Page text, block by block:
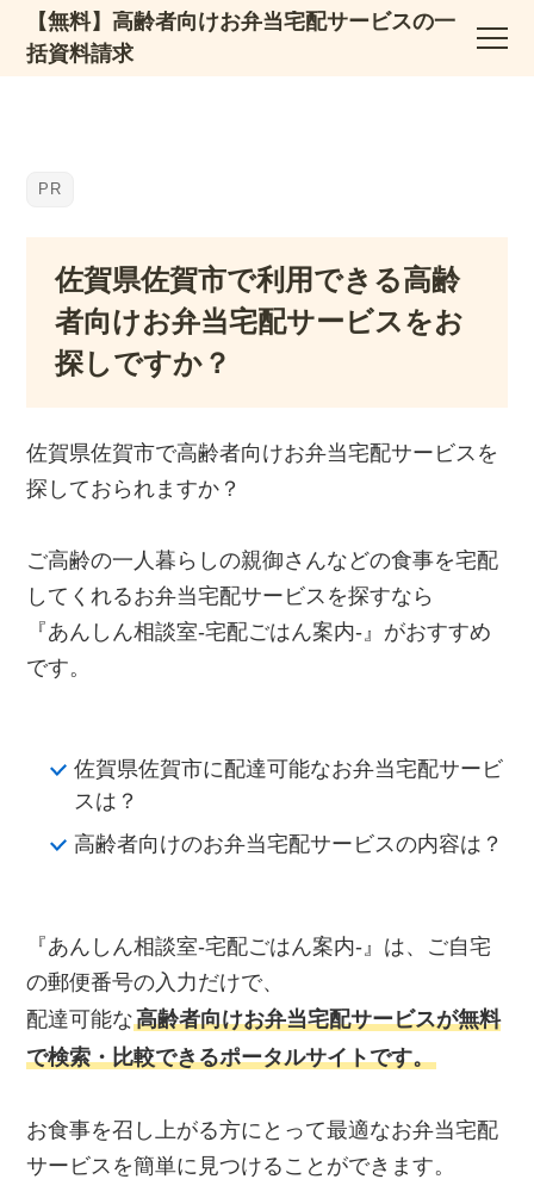
【無料】高齢者向けお弁当宅配サービスの一
括資料請求
佐賀県佐賀市で利用できる高齢
者向けお弁当宅配サービスをお
探しですか？
佐賀県佐賀市で高齢者向けお弁当宅配サービスを
探しておられますか？
ご高齢の一人暮らしの親御さんなどの食事を宅配
してくれるお弁当宅配サービスを探すなら
『あんしん相談室‐宅配ごはん案内‐』がおすすめ
です。
佐賀県佐賀市に配達可能なお弁当宅配サービ
スは？
高齢者向けのお弁当宅配サービスの内容は？
『あんしん相談室‐宅配ごはん案内‐』は、ご自宅
の郵便番号の入力だけで、
配達可能な高齢者向けお弁当宅配サービスが無料
で検索・比較できるポータルサイトです。
お食事を召し上がる方にとって最適なお弁当宅配
サービスを簡単に見つけることができます。